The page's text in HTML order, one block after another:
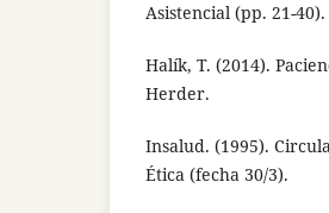
Asistencial (pp. 21-
Halík, T. (2014).
Herder.
Insalud. (1995).
Ética (fecha 30/3).